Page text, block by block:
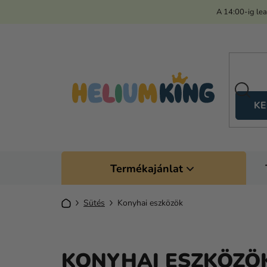
A 14:00-ig
Termékajánlat
KezdőlapSütés Konyhai eszközök
KONYHAI